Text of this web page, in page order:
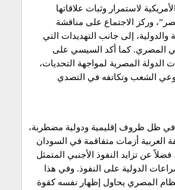
لاستمرار وثبات علاقاتها
وركز الاجتماع على مناقشة
والدولية، إلى جانب التهديدات التي
المصري. كما أكد السيسي على
الدولة المصرية لمواجهة التحديات،
الشعب وتكاتفه في التصدي
في ظل ظروف إقليمية ودولية مضطربة،
العربية أزمات متفاقمة في السودان
عن تزايد النفوذ الأجنبي المتمثل
الدولية على النفوذ. وفي هذا
المصري يحاول إظهار نفسه كقوة